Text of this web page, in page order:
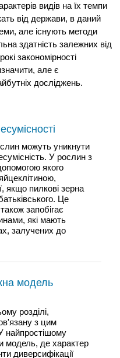
видів на їх темпи
від держави, в даний
але існують методи
здатність залежних від
закономірності
але є
досліджень.
можуть уникнути
У рослин з
якого
якщо пилкові зерна
Це
запобігає
які мають
залучених до
модель
розділі,
з цим
найпростішому
модель, де характер
диверсифікації